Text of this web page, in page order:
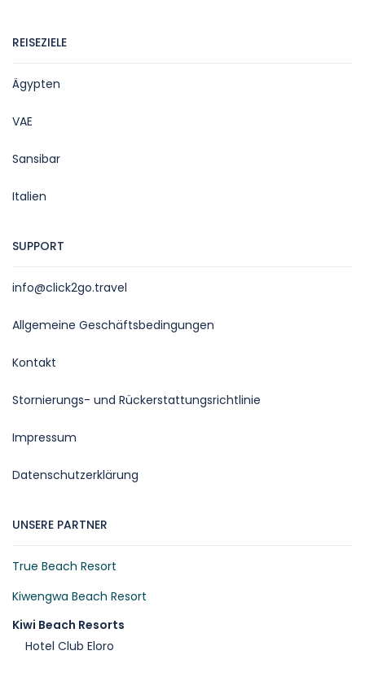
REISEZIELE
Ägypten
VAE
Sansibar
Italien
SUPPORT
info@click2go.travel
Allgemeine Geschäftsbedingungen
Kontakt
Stornierungs- und Rückerstattungsrichtlinie
Impressum
Datenschutzerklärung
UNSERE PARTNER
True Beach Resort
Kiwengwa Beach Resort
Kiwi Beach Resorts
Hotel Club Eloro